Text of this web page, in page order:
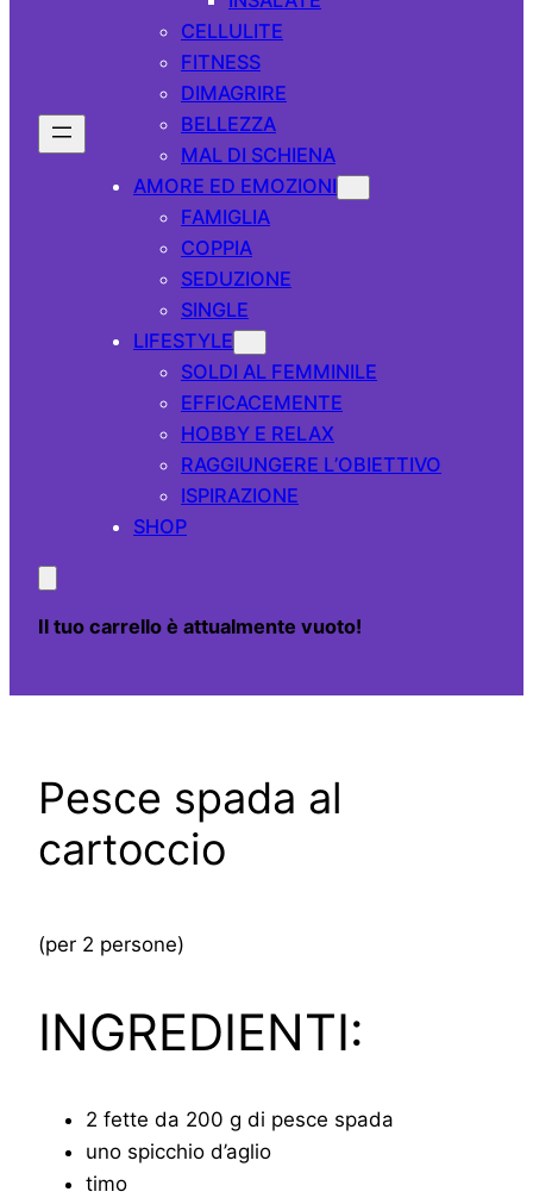
CELLULITE
FITNESS
DIMAGRIRE
BELLEZZA
MAL DI SCHIENA
AMORE ED EMOZIONI
FAMIGLIA
COPPIA
SEDUZIONE
SINGLE
LIFESTYLE
SOLDI AL FEMMINILE
EFFICACEMENTE
HOBBY E RELAX
RAGGIUNGERE L’OBIETTIVO
ISPIRAZIONE
SHOP
Il tuo carrello è attualmente vuoto!
Pesce spada al
cartoccio
(per 2 persone)
INGREDIENTI:
2 fette da 200 g di pesce spada
uno spicchio d’aglio
timo